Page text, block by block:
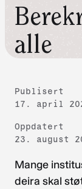
alle
Publisert
17. april
Oppdatert
23. august
Mange
deira skal